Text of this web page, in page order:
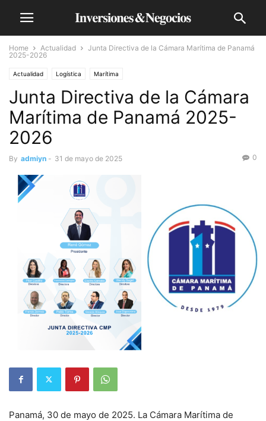
Home Actualidad
Junta Directiva de la Cámara Marítima de Panamá
2025-2026
Actualidad Logística Marítima
Junta Directiva de la Cámara
Marítima de Panamá 2025-
2026
By admiyn - 31 de mayo de 2025 0
Panamá, 30 de mayo de 2025. La Cámara Marítima de